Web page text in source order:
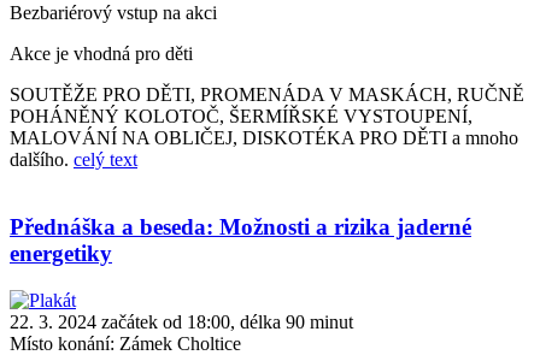
Bezbariérový vstup na akci
Akce je vhodná pro děti
SOUTĚŽE PRO DĚTI, PROMENÁDA V MASKÁCH, RUČNĚ
POHÁNĚNÝ KOLOTOČ, ŠERMÍŘSKÉ VYSTOUPENÍ,
MALOVÁNÍ NA OBLIČEJ, DISKOTÉKA PRO DĚTI a mnoho
dalšího. celý text
Přednáška a beseda: Možnosti a rizika jaderné
energetiky
22. 3. 2024 začátek od 18:00, délka 90 minut
Místo konání: Zámek Choltice